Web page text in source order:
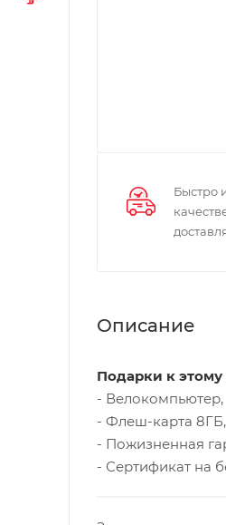
Быстро
Описание
Подарки к
- Велокомпьютер,
- Флеш-карта 8ГБ,
- Пожизненная
- Сертификат на